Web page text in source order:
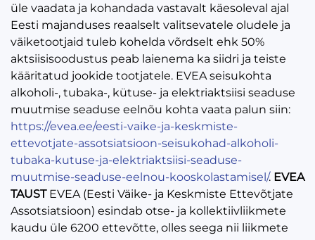
üle vaadata ja kohandada vastavalt käesoleval ajal
Eesti majanduses reaalselt valitsevatele oludele ja
väiketootjaid tuleb kohelda võrdselt ehk 50%
aktsiisisoodustus peab laienema ka siidri ja teiste
kääritatud jookide tootjatele. EVEA seisukohta
alkoholi-, tubaka-, kütuse- ja elektriaktsiisi seaduse
muutmise seaduse eelnõu kohta vaata palun siin:
https://evea.ee/eesti-vaike-ja-keskmiste-
ettevotjate-assotsiatsioon-seisukohad-alkoholi-
tubaka-kutuse-ja-elektriaktsiisi-seaduse-
muutmise-seaduse-eelnou-kooskolastamisel/. EVEA
TAUSTEVEA (Eesti Väike- ja Keskmiste Ettevõtjate
Assotsiatsioon) esindab otse- ja kollektiivliikmete
kaudu üle 6200 ettevõtte, olles seega nii liikmete